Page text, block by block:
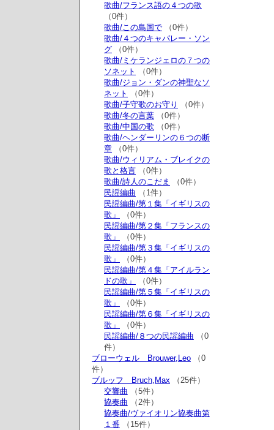
歌曲/フランス語の４つの歌
（0件）
歌曲/この島国で （0件）
歌曲/４つのキャバレー・ソン
グ （0件）
歌曲/ミケランジェロの７つの
ソネット
（0件）
歌曲/ジョン・ダンの神聖なソ
ネット
（0件）
歌曲/子守歌のお守り
（0件）
歌曲/冬の言葉 （0件）
歌曲/中国の歌 （0件）
歌曲/ヘンダーリンの６つの断
章 （0件）
歌曲/ウィリアム・ブレイクの
歌と格言 （0件）
歌曲/詩人のこだま
（0件）
民謡編曲 （1件）
民謡編曲/第１集「イギリスの
歌」
（0件）
民謡編曲/第２集「フランスの
歌」
（0件）
民謡編曲/第３集「イギリスの
歌」
（0件）
民謡編曲/第４集「アイルラン
ドの歌」
（0件）
民謡編曲/第５集「イギリスの
歌」
（0件）
民謡編曲/第６集「イギリスの
歌」
（0件）
民謡編曲/８つの民謡編曲 （0
件）
ブローウェル Brouwer,Leo （0
件）
ブルッフ Bruch,Max （25件）
交響曲 （5件）
協奏曲 （2件）
協奏曲/ヴァイオリン協奏曲第
１番 （15件）